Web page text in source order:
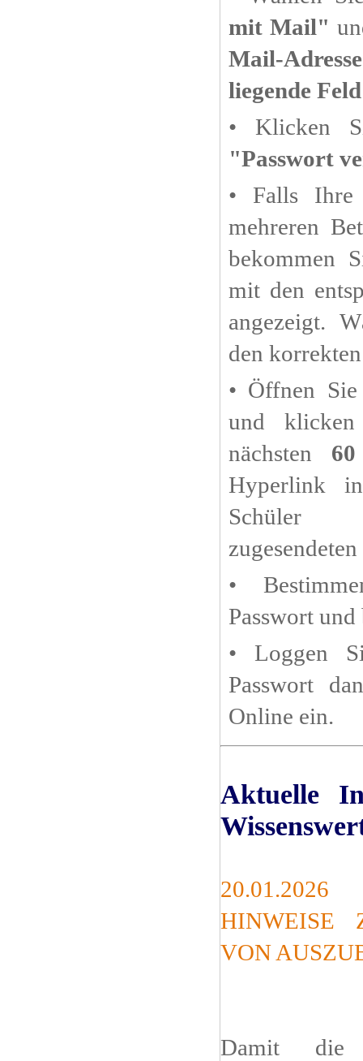
mit Mail"
Mail-
liegende
• Klicken
"Passwort
• Falls Ihre
mehreren
bekommen
mit den
angezeigt.
den
• Öffnen
und
nächsten
Hyperlink
Schüler
•
Passwort und
• Loggen
Passwort
Online ein.
Aktuelle
20.01.2026
HINWEISE
VON
Damit die